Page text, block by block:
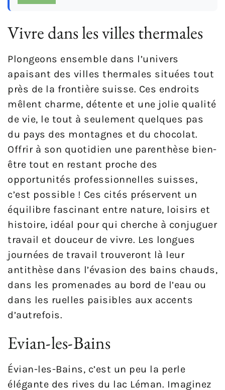
Vivre dans les villes thermales
Plongeons ensemble dans l’univers
apaisant des villes thermales situées tout
près de la frontière suisse. Ces endroits
mêlent charme, détente et une jolie qualité
de vie, le tout à seulement quelques pas
du pays des montagnes et du chocolat.
Offrir à son quotidien une parenthèse bien-
être tout en restant proche des
opportunités professionnelles suisses,
c’est possible ! Ces cités préservent un
équilibre fascinant entre nature, loisirs et
histoire, idéal pour qui cherche à conjuguer
travail et douceur de vivre. Les longues
journées de travail trouveront là leur
antithèse dans l’évasion des bains chauds,
dans les promenades au bord de l’eau ou
dans les ruelles paisibles aux accents
d’autrefois.
Evian-les-Bains
Évian-les-Bains, c’est un peu la perle
élégante des rives du lac Léman. Imaginez